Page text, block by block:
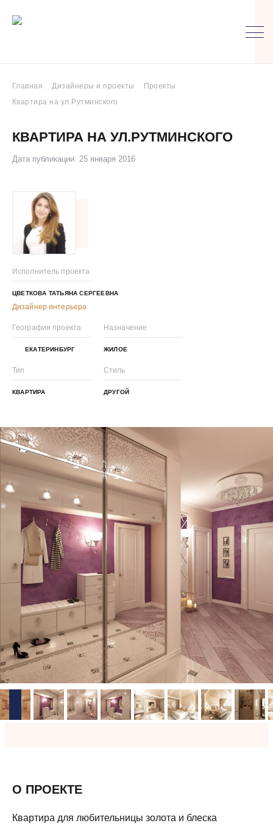
Главная Дизайнеры и проекты
Проекты
Квартира на ул.Рутминского
КВАРТИРА НА УЛ.РУТМИНСКОГО
Дата публикации: 25 января 2016
Исполнитель проекта
ЦВЕТКОВА ТАТЬЯНА СЕРГЕЕВНА
Дизайнер интерьера
География проекта
ЕКАТЕРИНБУРГ
Назначение
ЖИЛОЕ
Тип
КВАРТИРА
Стиль
ДРУГОЙ
О ПРОЕКТЕ
Квартира для любительницы золота и блеска